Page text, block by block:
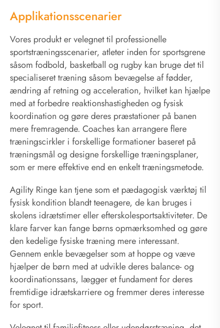
Applikationsscenarier
Vores produkt er velegnet til professionelle
sportstræningsscenarier, atleter inden for sportsgrene
såsom fodbold, basketball og rugby kan bruge det til
specialiseret træning såsom bevægelse af fødder,
ændring af retning og acceleration, hvilket kan hjælpe
med at forbedre reaktionshastigheden og fysisk
koordination og gøre deres præstationer på banen
mere fremragende. Coaches kan arrangere flere
træningscirkler i forskellige formationer baseret på
træningsmål og designe forskellige træningsplaner,
som er mere effektive end en enkelt træningsmetode.
Agility Ringe kan tjene som et pædagogisk værktøj til
fysisk kondition blandt teenagere, de kan bruges i
skolens idrætstimer eller efterskolesportsaktiviteter. De
klare farver kan fange børns opmærksomhed og gøre
den kedelige fysiske træning mere interessant.
Gennem enkle bevægelser som at hoppe og væve
hjælper de børn med at udvikle deres balance- og
koordinationssans, lægger et fundament for deres
fremtidige idrætskarriere og fremmer deres interesse
for sport.